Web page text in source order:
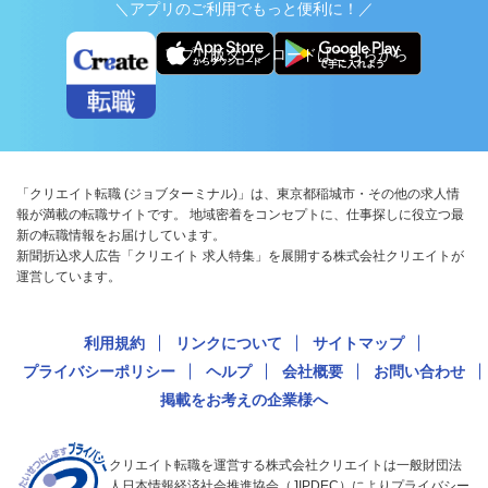
＼アプリのご利用でもっと便利に！／
アプリ版ダウンロードはこちらから
「クリエイト転職 (ジョブターミナル)」は、東京都稲城市・その他の求人情
報が満載の転職サイトです。 地域密着をコンセプトに、仕事探しに役立つ最
新の転職情報をお届けしています。
新聞折込求人広告「クリエイト 求人特集」を展開する株式会社クリエイトが
運営しています。
利用規約 リンクについて
サイトマップ
プライバシーポリシー
ヘルプ 会社概要
お問い合わせ
掲載をお考えの企業様へ
クリエイト転職を運営する株式会社クリエイトは一般財団法